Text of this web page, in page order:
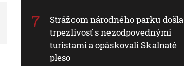
Strážcom národného parku došla
trpezlivosť s nezodpovednými
turistami a opáskovali Skalnaté
pleso